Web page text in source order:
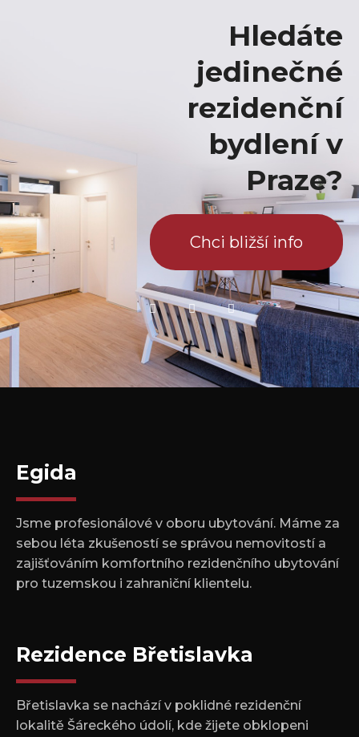
Hledáte
jedinečné
rezidenční
bydlení v
Praze?
Chci bližší info
Egida
Jsme profesionálové v oboru ubytování. Máme za
sebou léta zkušeností se správou nemovitostí a
zajišťováním komfortního rezidenčního ubytování
pro tuzemskou i zahraniční klientelu.
Rezidence Břetislavka
Břetislavka se nachází v poklidné rezidenční
lokalitě Šáreckého údolí, kde žijete obklopeni